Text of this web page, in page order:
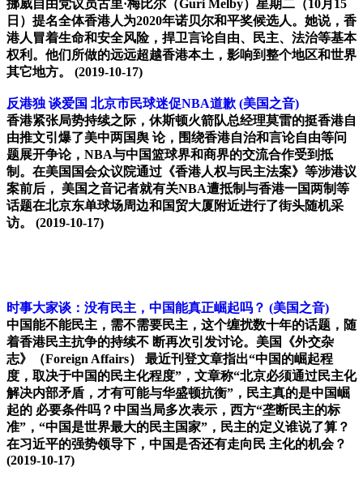
挪威自由党议员古里·梅比尔（Guri Melby）星期二（10月15
日）提名全体香港人为2020年诺贝尔和平奖候选人。她说，香
港人冒着生命和安全风险，捍卫言论自由、民主、法治等基本
权利。他们所做的远远超越香港本土，影响到整个地区和世界
其它地方。
(2019-10-17)
反港独 谈爱国 北京市民球迷促NBA道歉 (美国之音)
香港紧张局势持续之际，休斯顿火箭队总经理莫雷的挺香港自
由推文引爆了美中两国舆 论，围绕香港自治和言论自由等问
题展开争论，NBA与中国篮球界和商界的交流合作受到抵
制。在美国国会众议院通过《香港人权与民主法案》等涉港议
案前后， 美国之音记者就有关NBA遭抵制与香港一国两制等
话题在北京东单球场周边和国贸大厦附近进行了街头随机采
访。
(2019-10-17)
时事大家谈：没有民主，中国能真正崛起吗？ (美国之音)
中国能不能民主，需不需要民主，这个缠扰数十年的话题，随
着香港民主抗争的持续不 断再次引发讨论。美国《外交杂
志》（Foreign Affairs） 最近刊登文章指出“中国的崛起程
度，取决于中国的民主化程度”，文章称“北京必须通过民主化
解决内部矛盾，才有可能与华盛顿抗衡”，民主真的是中国崛
起的 必要条件吗？中国当局多次表示，西方“垄断民主的标
准”，“中国是世界最大的民主国家”，民主的定义谁说了算？
在习近平的强势领导下，中国是否还有走向民 主化的机会？
(2019-10-17)